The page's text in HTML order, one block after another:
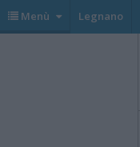
Menù Legnano